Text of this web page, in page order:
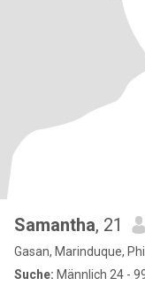
Samantha, 21
Gasan, Marinduque,
Suche: Männlich 24 -